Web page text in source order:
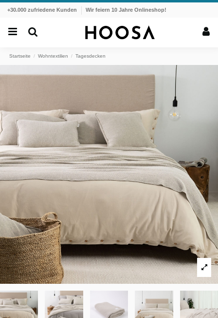
+30.000 zufriedene Kunden Wir feiern 10 Jahre Onlineshop!
Startseite Wohntextilien Tagesdecken